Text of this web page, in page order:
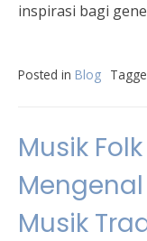
inspirasi bagi
Posted in Blog
Musik
Musik